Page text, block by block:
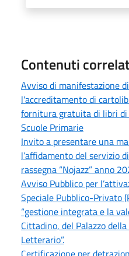
Contenuti
Avviso di manifestazione
l'accreditamento di
fornitura gratuita di libri
Scuole Primarie
Invito a presentare una
l’affidamento del servizio
rassegna “Nojazz” anno
Avviso Pubblico per
Speciale Pubblico-Privato
“gestione integrata e la
Cittadino, del Palazzo
Letterario”.